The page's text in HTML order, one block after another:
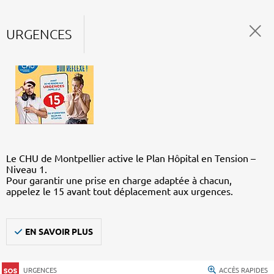
URGENCES
Le CHU de Montpellier active le Plan Hôpital en Tension –
Niveau 1.
Pour garantir une prise en charge adaptée à chacun,
appelez le 15 avant tout déplacement aux urgences.
EN SAVOIR PLUS
URGENCES ACCÈS RAPIDES